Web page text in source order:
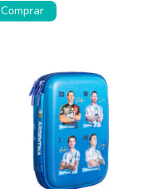
Comprar